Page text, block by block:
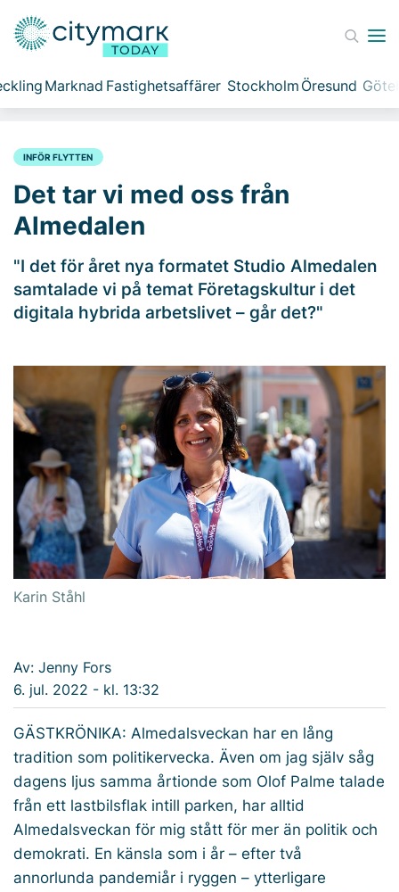
Marknad Fastighetsaffärer Stockholm Öresund
INFÖR FLYTTEN
Det tar vi med oss från
Almedalen
"I det för året nya formatet Studio Almedalen
samtalade vi på temat Företagskultur i det
digitala hybrida arbetslivet – går det?"
Karin Ståhl
Av: Jenny Fors
6. jul. 2022 - kl. 13:32
GÄSTKRÖNIKA: Almedalsveckan har en lång
tradition som politikervecka. Även om jag själv såg
dagens ljus samma årtionde som Olof Palme talade
från ett lastbilsflak intill parken, har alltid
Almedalsveckan för mig stått för mer än politik och
demokrati. En känsla som i år – efter två
annorlunda pandemiår i ryggen – ytterligare